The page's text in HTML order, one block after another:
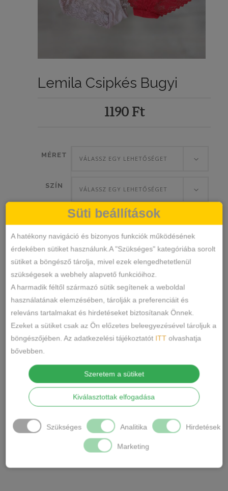
Lemila Csipkés Bugyi
1190 Ft
MÉRET VÁLASSZ EGY LEHETŐSÉGET
SZÍN VÁLASSZ EGY LEHETŐSÉGET
Lemila
bugyi
KOSÁRBA TESZEM
SKU 32261
KATEGÓRIÁK Alsónemű,Bugyi
CÍMKÉK bugyi,csipkés,lemila
Márka:Lemila
MEGOSZTÁS
TOVÁBBI INFORMÁCIÓK
M, L, XL, XXL
Szín
Testszín, Púder, Fekete, Piros
Süti beállítások
A hatékony navigáció és bizonyos funkciók működésének
érdekében sütiket használunk.A "Szükséges" kategóriába sorolt
sütiket a böngésző tárolja, mivel ezek elengedhetetlenül
szükségesek a webhely alapvető funkcióihoz.
A harmadik féltől származó sütik segítenek a weboldal
használatának elemzésében, tárolják a preferenciáit és
releváns tartalmakat és hirdetéseket biztosítanak Önnek.
Ezeket a sütiket csak az Ön előzetes beleegyezésével tároljuk a
böngészőjében. Az adatkezelési tájékoztatót ITT olvashatja
bővebben.
Szeretem a sütiket
Kiválasztottak elfogadása
Szükséges Analitika Hirdetések
Marketing